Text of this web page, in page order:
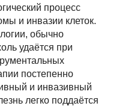
процесс
и инвазии клеток.
обычно
удаётся при
постепенно
и инвазивный
легко поддаётся